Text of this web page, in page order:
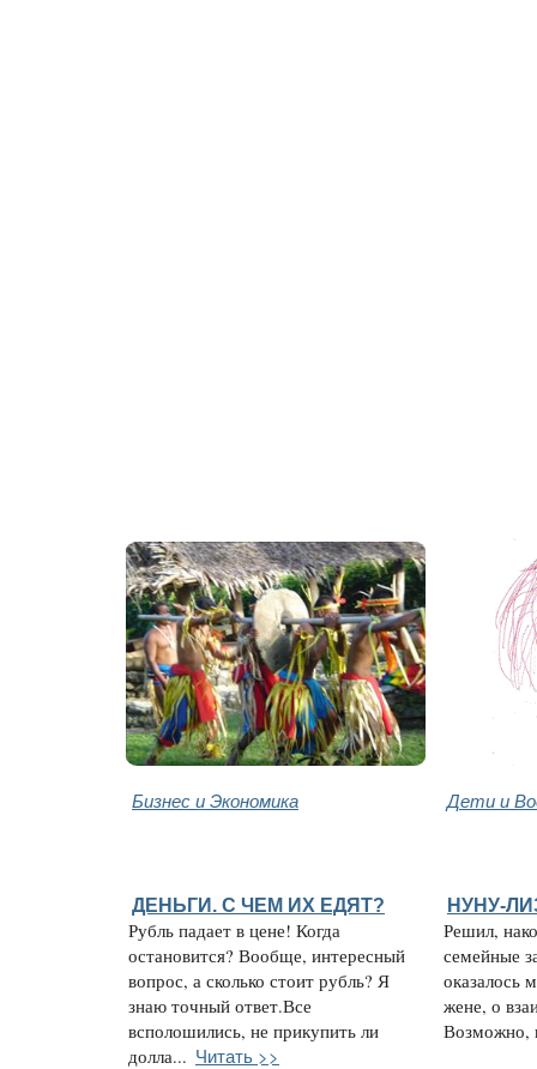
Бизнес и Экономика Дети и
ДЕНЬГИ. С ЧЕМ ИХ ЕДЯТ?
Рубль падает в цене! Когда
остановится? Вообще, интересный
вопрос, а сколько стоит рубль? Я
знаю точный ответ.Все
всполошились, не прикупить ли
долла... Читать >>
НУНУ-
Решил,
семейные
оказалось
жене, о
Возможно,